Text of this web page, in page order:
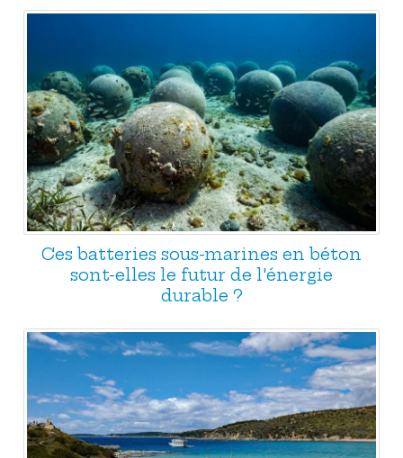
Ces batteries sous-marines en béton
sont-elles le futur de l'énergie
durable ?